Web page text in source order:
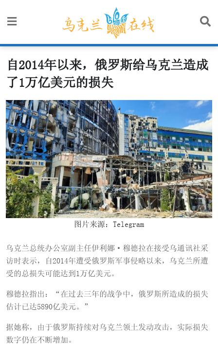
自2014年以来，俄罗斯给乌克兰造成
了1万亿美元的损失
图片来源：Telegram
乌克兰总统办公室副主任伊利娜·穆德拉在接受乌通讯社采
访时表示，自2014年遭受俄罗斯军事侵略以来，乌克兰所遭
受的总损失可能达到1万亿美元。
穆德拉指出：“在过去三年的战争中，俄罗斯所造成的损失
估计已达5890亿美元。”
据她称，由于俄罗斯持续对乌克兰领土发动攻击，实际损失
数字仍在不断增加。